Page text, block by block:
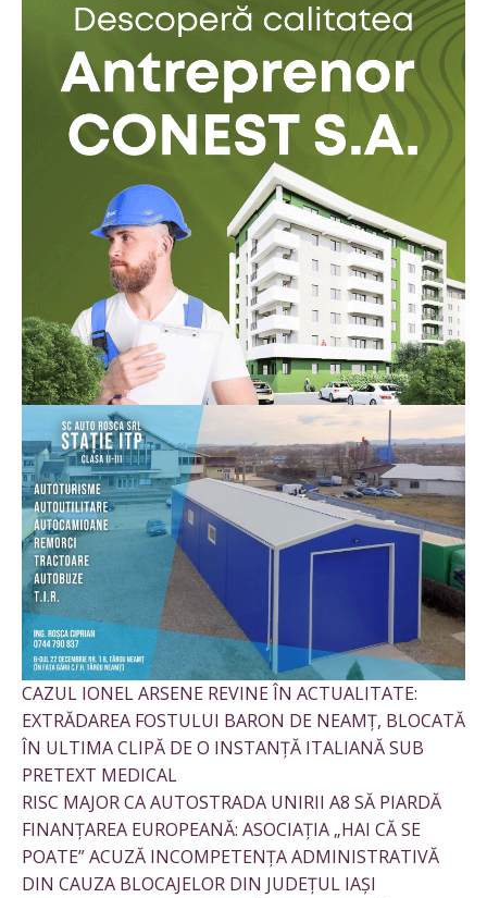
CAZUL IONEL ARSENE REVINE ÎN ACTUALITATE:
EXTRĂDAREA FOSTULUI BARON DE NEAMȚ, BLOCATĂ
ÎN ULTIMA CLIPĂ DE O INSTANȚĂ ITALIANĂ SUB
PRETEXT MEDICAL
RISC MAJOR CA AUTOSTRADA UNIRII A8 SĂ PIARDĂ
FINANȚAREA EUROPEANĂ: ASOCIAȚIA „HAI CĂ SE
POATE” ACUZĂ INCOMPETENȚA ADMINISTRATIVĂ
DIN CAUZA BLOCAJELOR DIN JUDEȚUL IAȘI